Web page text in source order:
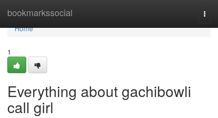
bookmarkssocial
Home
Home
1
Everything about gachibowli
call girl